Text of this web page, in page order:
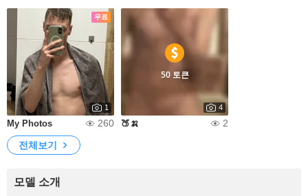
무료
1
My Photos 260
50 토큰
4
🍑🍌
2
전체보기
모델 소개